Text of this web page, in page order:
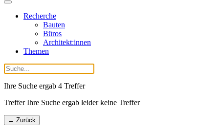
Recherche
Bauten
Büros
Architekt:innen
Themen
Ihre Suche ergab 4 Treffer
Treffer Ihre Suche ergab leider keine Treffer
← Zurück